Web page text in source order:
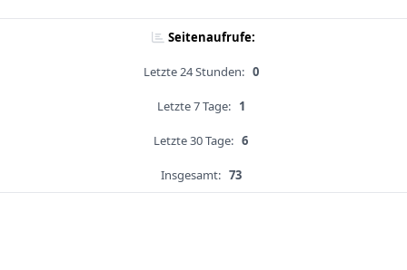
Seitenaufrufe:
Letzte 24 Stunden: 0
Letzte 7 Tage: 1
Letzte 30 Tage: 6
Insgesamt: 73